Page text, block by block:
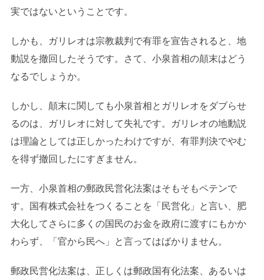
実ではないということです。
しかも、ガリレオは宗教裁判で有罪を宣告されると、地
動説を撤回したそうです。さて、小泉首相の顛末はどう
なるでしょうか。
しかし、顛末に関しても小泉首相とガリレオをダブらせ
るのは、ガリレオに対して失礼です。ガリレオの地動説
は理論としては正しかったわけですが、有罪判決でやむ
を得ず撤回したにすぎません。
一方、小泉首相の郵政民営化法案はそもそもペテンで
す。国有株式会社をつくることを「民営化」と言い、肥
大化してさらに多くの国民のお金を政府に渡すにもかか
わらず、「官から民へ」と言ってはばかりません。
郵政民営化法案は、正しくは郵政国有化法案、あるいは